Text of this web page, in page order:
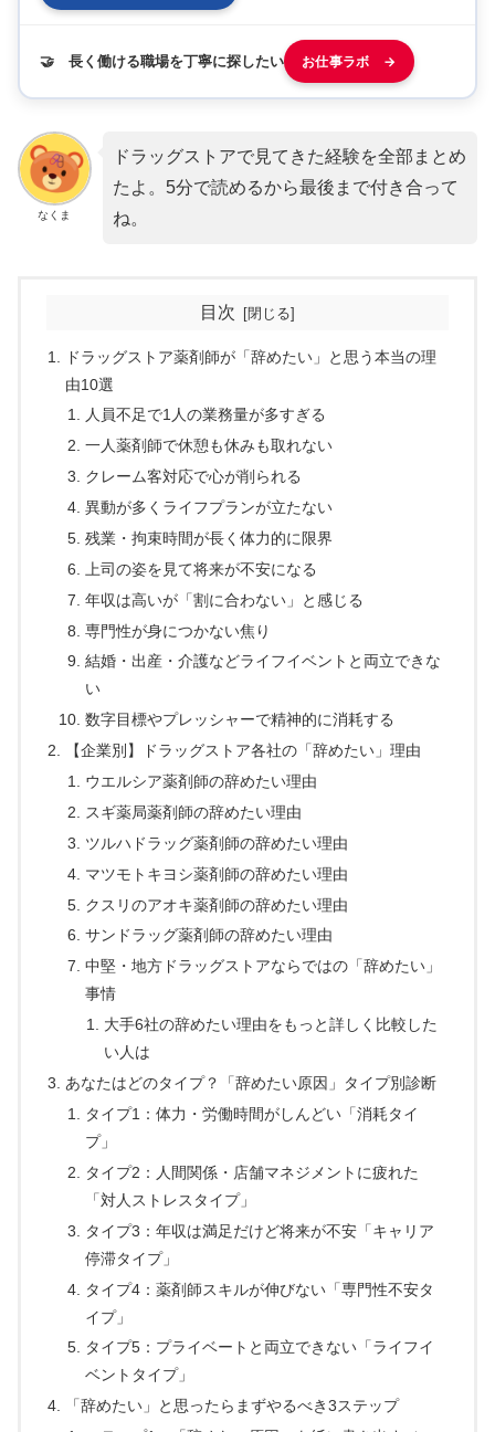
🤝 長く働ける職場を丁寧に探したい お仕事ラボ →
なくま
ドラッグストアで見てきた経験を全部まとめ
たよ。5分で読めるから最後まで付き合って
ね。
目次
ドラッグストア薬剤師が「辞めたい」と思う本当の理
由10選
人員不足で1人の業務量が多すぎる
一人薬剤師で休憩も休みも取れない
クレーム客対応で心が削られる
異動が多くライフプランが立たない
残業・拘束時間が長く体力的に限界
上司の姿を見て将来が不安になる
年収は高いが「割に合わない」と感じる
専門性が身につかない焦り
結婚・出産・介護などライフイベントと両立できな
い
数字目標やプレッシャーで精神的に消耗する
【企業別】ドラッグストア各社の「辞めたい」理由
ウエルシア薬剤師の辞めたい理由
スギ薬局薬剤師の辞めたい理由
ツルハドラッグ薬剤師の辞めたい理由
マツモトキヨシ薬剤師の辞めたい理由
クスリのアオキ薬剤師の辞めたい理由
サンドラッグ薬剤師の辞めたい理由
中堅・地方ドラッグストアならではの「辞めたい」
事情
大手6社の辞めたい理由をもっと詳しく比較した
い人は
あなたはどのタイプ？「辞めたい原因」タイプ別診断
タイプ1：体力・労働時間がしんどい「消耗タイ
プ」
タイプ2：人間関係・店舗マネジメントに疲れた
「対人ストレスタイプ」
タイプ3：年収は満足だけど将来が不安「キャリア
停滞タイプ」
タイプ4：薬剤師スキルが伸びない「専門性不安タ
イプ」
タイプ5：プライベートと両立できない「ライフイ
ベントタイプ」
「辞めたい」と思ったらまずやるべき3ステップ